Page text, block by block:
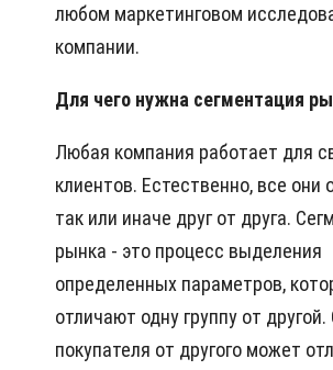
любом маркетинговом
компании.
Для чего нужна сегментация
Любая компания работает для
клиентов. Естественно, все они
так или иначе друг от друга.
рынка - это процесс выделения
определенных параметров,
отличают одну группу от
покупателя от другого может